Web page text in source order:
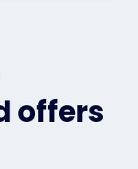
offers